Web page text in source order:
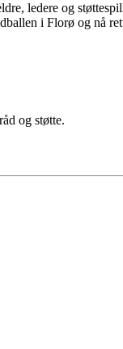
ledere og
i Florø og nå
og støtte.